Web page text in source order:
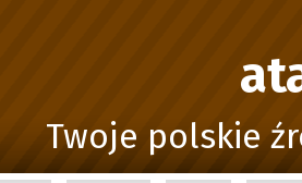
Twoje polskie